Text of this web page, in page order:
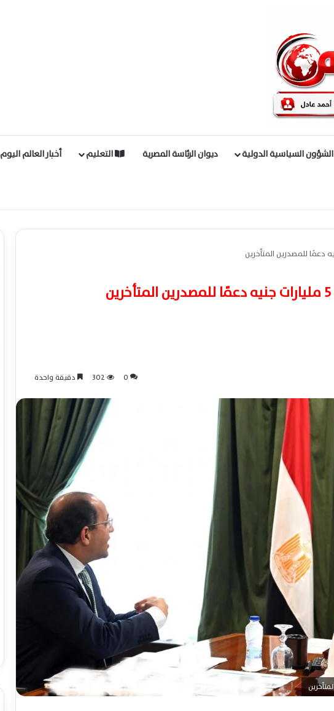
الشؤون السياسية الدولية ديوان الرئاسة المصرية التعليم أخبار العالم اليوم
0
302 دقيقة واحدة